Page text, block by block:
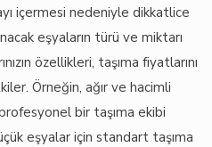
içermesi nedeniyle dikkatlice
eşyaların türü ve miktarı
özellikleri, taşıma fiyatlarını
Örneğin, ağır ve hacimli
bir taşıma ekibi
eşyalar için standart taşıma